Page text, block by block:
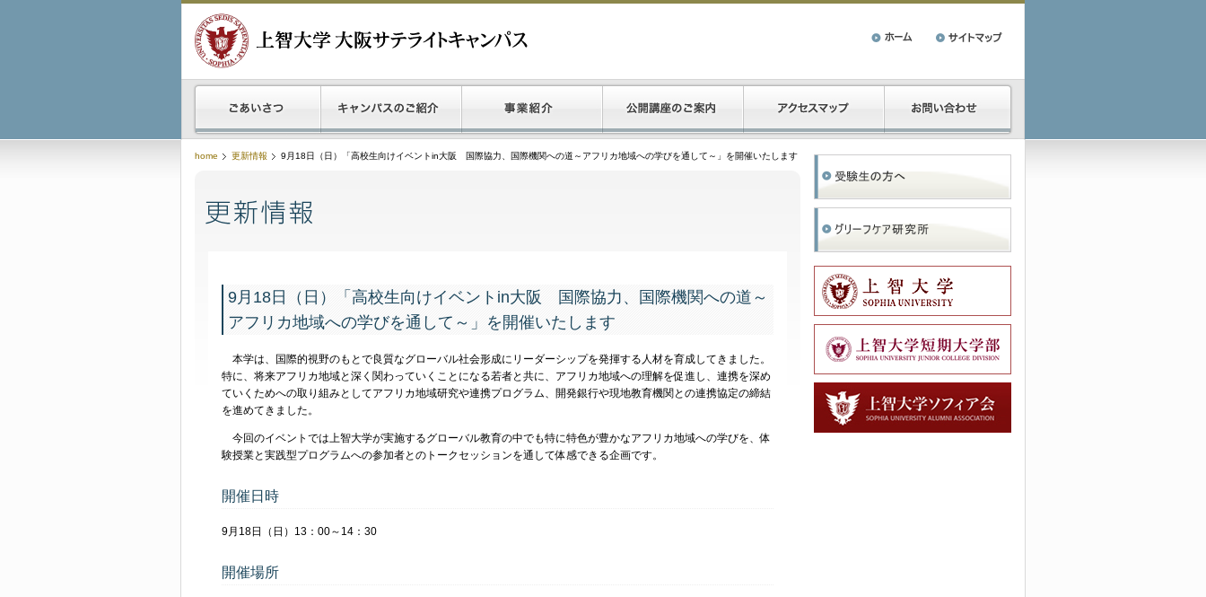
home 更新情報 9月18日（日）「高校生向けイベントin大阪 国際協力、国際機関への道～アフリカ地域への学びを通して～」を開催いたします
9月18日（日）「高校生向けイベントin大阪 国際協力、国際機関への道～
アフリカ地域への学びを通して～」を開催いたします
本学は、国際的視野のもとで良質なグローバル社会形成にリーダーシップを発揮する人材を育成してきました。
特に、将来アフリカ地域と深く関わっていくことになる若者と共に、アフリカ地域への理解を促進し、連携を深め
ていくためへの取り組みとしてアフリカ地域研究や連携プログラム、開発銀行や現地教育機関との連携協定の締結
を進めてきました。
今回のイベントでは上智大学が実施するグローバル教育の中でも特に特色が豊かなアフリカ地域への学びを、体
験授業と実践型プログラムへの参加者とのトークセッションを通して体感できる企画です。
開催日時
9月18日（日）13：00～14：30
開催場所